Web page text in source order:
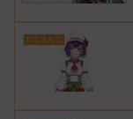
にじさんじ